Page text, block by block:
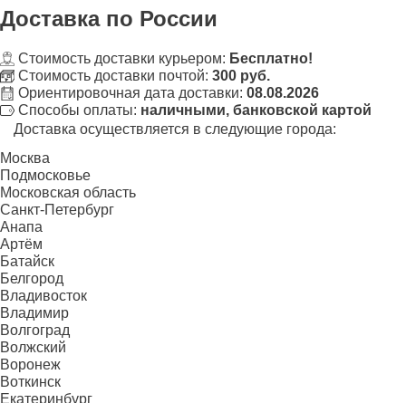
Доставка по России
Стоимость доставки курьером: Бесплатно!
Стоимость доставки почтой: 300 руб.
Ориентировочная дата доставки: 08.08.2026
Способы оплаты: наличными, банковской картой
Доставка осуществляется в следующие города:
Москва
Подмосковье
Московская область
Санкт-Петербург
Анапа
Артём
Батайск
Белгород
Владивосток
Владимир
Волгоград
Волжский
Воронеж
Воткинск
Екатеринбург